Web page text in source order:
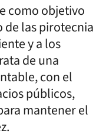
como objetivo
de las pirotecnia
y a los
de una
con el
públicos,
mantener el